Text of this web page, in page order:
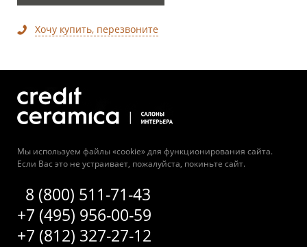
Хочу купить, перезвоните
Мы используем файлы «cookie» для функционирования сайта.
Если Вас это не устраивает, пожалуйста, покиньте сайт.
8 (800) 511-71-43
+7 (495) 956-00-59
+7 (812) 327-27-12